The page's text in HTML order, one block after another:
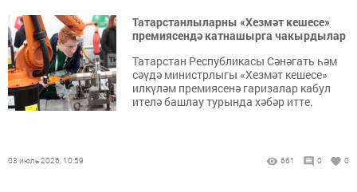
Татарстанлыларны «Хезмәт кешесе»
премиясендә катнашырга чакырдылар
Татарстан Республикасы Сәнәгать һәм
сәүдә министрлыгы «Хезмәт кешесе»
илкүләм премиясенә гаризалар кабул
ителә башлау турында хәбәр итте.
03 июль 2026, 10:59 661 0 0